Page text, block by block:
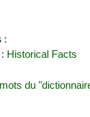
:
Historical Facts
du